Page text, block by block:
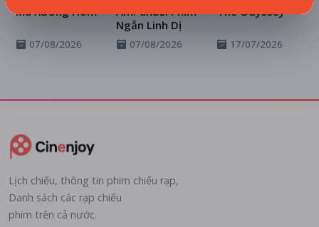
Ma Xưởng Hòm
07/08/2026
Ám: Chuỗi Phim
Ngắn Linh Dị
07/08/2026
The Odyssey
17/07/2026
Lịch chiếu, thông tin phim chiếu rạp,
Danh sách các rạp chiếu
phim trên cả nước.